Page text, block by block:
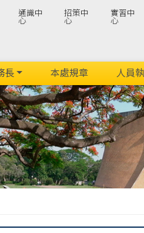
通識中
心
招策中
心
實習中
心
長 本處規章 人員